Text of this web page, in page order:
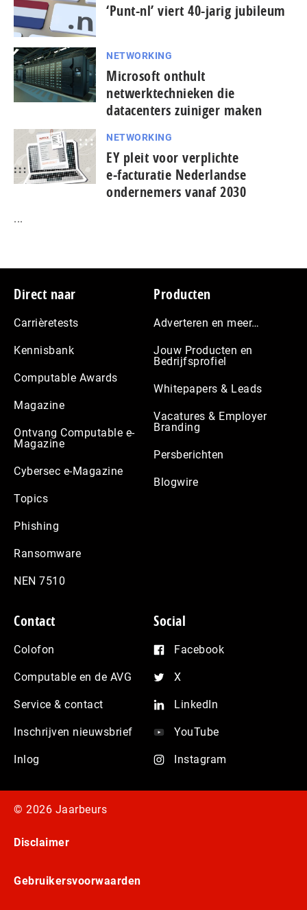
‘Punt-nl’ viert 40-jarig jubileum
NETWORKING
Microsoft onthult
netwerktechnieken die
datacenters zuiniger maken
NETWORKING
EY pleit voor verplichte
e‑facturatie Nederlandse
ondernemers vanaf 2030
...
Footer
Direct naar
Carrièretests
Kennisbank
Computable Awards
Magazine
Ontvang Computable e-
Magazine
Cybersec e-Magazine
Topics
Phishing
Ransomware
NEN 7510
Producten
Adverteren en meer…
Jouw Producten en
Bedrijfsprofiel
Whitepapers & Leads
Vacatures & Employer
Branding
Persberichten
Blogwire
Contact
Colofon
Computable en de AVG
Service & contact
Inschrijven nieuwsbrief
Inlog
Social
Facebook
X
LinkedIn
YouTube
Instagram
© 2026 Jaarbeurs
Disclaimer
Gebruikersvoorwaarden